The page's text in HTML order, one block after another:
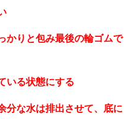
かりと包み最後の輪ゴムで
いる状態にする
分な水は排出させて、底に